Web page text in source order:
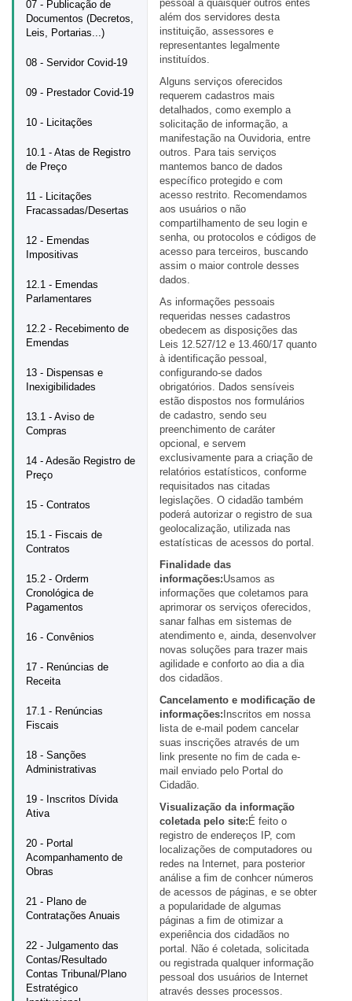
07 - Publicação de
Documentos (Decretos,
Leis, Portarias...)
08 - Servidor Covid-19
09 - Prestador Covid-19
10 - Licitações
10.1 - Atas de Registro
de Preço
11 - Licitações
Fracassadas/Desertas
12 - Emendas
Impositivas
12.1 - Emendas
Parlamentares
12.2 - Recebimento de
Emendas
13 - Dispensas e
Inexigibilidades
13.1 - Aviso de
Compras
14 - Adesão Registro de
Preço
15 - Contratos
15.1 - Fiscais de
Contratos
15.2 - Orderm
Cronológica de
Pagamentos
16 - Convênios
17 - Renúncias de
Receita
17.1 - Renúncias
Fiscais
18 - Sanções
Administrativas
19 - Inscritos Dívida
Ativa
20 - Portal
Acompanhamento de
Obras
21 - Plano de
Contratações Anuais
22 - Julgamento das
Contas/Resultado
Contas Tribunal/Plano
Estratégico
pessoal a quaisquer outros entes
além dos servidores desta
instituição, assessores e
representantes legalmente
instituídos.
Alguns serviços oferecidos
requerem cadastros mais
detalhados, como exemplo a
solicitação de informação, a
manifestação na Ouvidoria, entre
outros. Para tais serviços
mantemos banco de dados
específico protegido e com
acesso restrito. Recomendamos
aos usuários o não
compartilhamento de seu login e
senha, ou protocolos e códigos de
acesso para terceiros, buscando
assim o maior controle desses
dados.
As informações pessoais
requeridas nesses cadastros
obedecem as disposições das
Leis 12.527/12 e 13.460/17 quanto
à identificação pessoal,
configurando-se dados
obrigatórios. Dados sensíveis
estão dispostos nos formulários
de cadastro, sendo seu
preenchimento de caráter
opcional, e servem
exclusivamente para a criação de
relatórios estatísticos, conforme
requisitados nas citadas
legislações. O cidadão também
poderá autorizar o registro de sua
geolocalização, utilizada nas
estatísticas de acessos do portal.
Finalidade das
informações:Usamos as
informações que coletamos para
aprimorar os serviços oferecidos,
sanar falhas em sistemas de
atendimento e, ainda, desenvolver
novas soluções para trazer mais
agilidade e conforto ao dia a dia
dos cidadãos.
Cancelamento e modificação de
informações: Inscritos em nossa
lista de e-mail podem cancelar
suas inscrições através de um
link presente no fim de cada e-
mail enviado pelo Portal do
Cidadão.
Visualização da informação
coletada pelo site: É feito o
registro de endereços IP, com
localizações de computadores ou
redes na Internet, para posterior
análise a fim de conhcer números
de acessos de páginas, e se obter
a popularidade de algumas
páginas a fim de otimizar a
experiência dos cidadãos no
portal. Não é coletada, solicitada
ou registrada qualquer informação
pessoal dos usuários de Internet
através desses processos.